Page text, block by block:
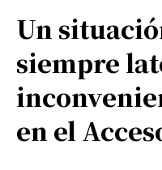
Un
siempre
en el